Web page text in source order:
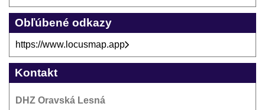
Obľúbené odkazy
https://www.locusmap.app
Kontakt
DHZ Oravská Lesná